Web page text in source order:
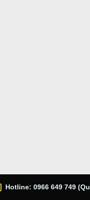
Hotline: 0966 649 749